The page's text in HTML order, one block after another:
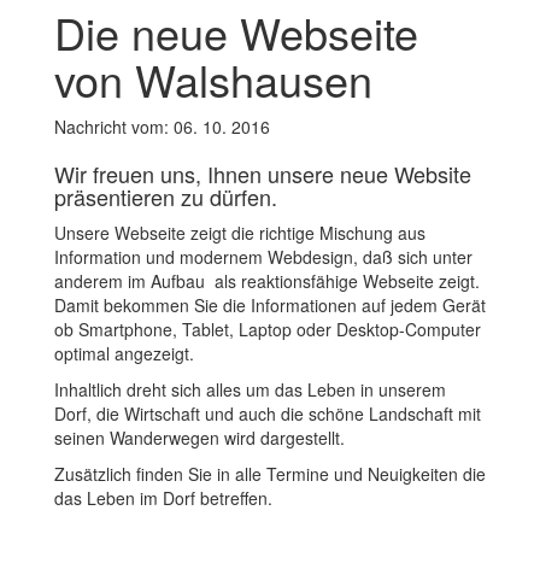
Die neue Webseite
von Walshausen
Nachricht vom: 06. 10. 2016
Wir freuen uns, Ihnen unsere neue Website
präsentieren zu dürfen.
Unsere Webseite zeigt die richtige Mischung aus
Information und modernem Webdesign, daß sich unter
anderem im Aufbau als reaktionsfähige Webseite zeigt.
Damit bekommen Sie die Informationen auf jedem Gerät
ob Smartphone, Tablet, Laptop oder Desktop-Computer
optimal angezeigt.
Inhaltlich dreht sich alles um das Leben in unserem
Dorf, die Wirtschaft und auch die schöne Landschaft mit
seinen Wanderwegen wird dargestellt.
Zusätzlich finden Sie in alle Termine und Neuigkeiten die
das Leben im Dorf betreffen.